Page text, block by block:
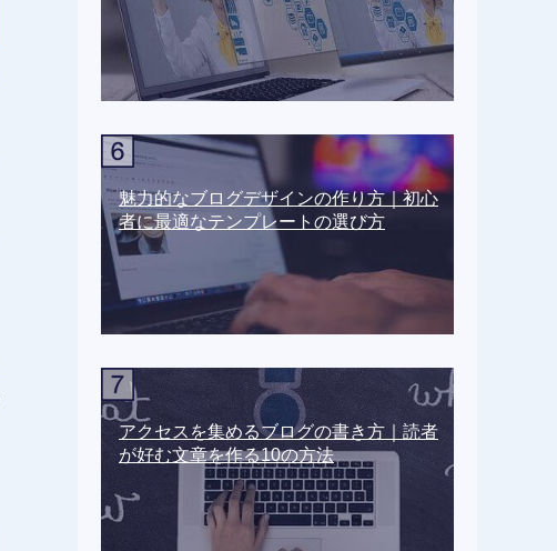
魅力的なブログデザインの作り方｜初心
者に最適なテンプレートの選び方
アクセスを集めるブログの書き方｜読者
が好む文章を作る10の方法